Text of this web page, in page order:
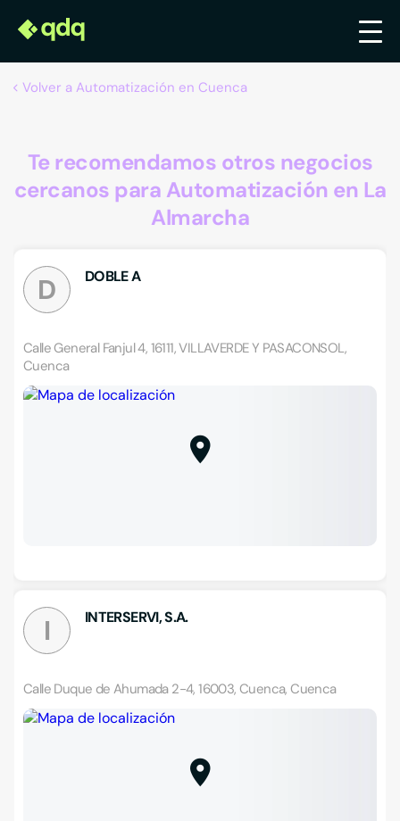
Volver a Automatización en Cuenca
Te recomendamos otros negocios
cercanos para Automatización en La
Almarcha
D DOBLE A
Calle General Fanjul 4, 16111, VILLAVERDE Y PASACONSOL,
Cuenca
I INTERSERVI, S.A.
Calle Duque de Ahumada 2-4, 16003, Cuenca, Cuenca